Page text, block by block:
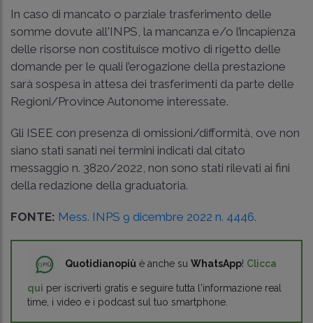
In caso di mancato o parziale trasferimento delle
somme dovute all'INPS, la mancanza e/o l’incapienza
delle risorse non costituisce motivo di rigetto delle
domande per le quali l’erogazione della prestazione
sarà sospesa in attesa dei trasferimenti da parte delle
Regioni/Province Autonome interessate.
Gli ISEE con presenza di omissioni/difformità, ove non
siano stati sanati nei termini indicati dal citato
messaggio n. 3820/2022, non sono stati rilevati ai fini
della redazione della graduatoria.
FONTE: Mess. INPS 9 dicembre 2022 n. 4446.
Quotidianopiù è anche su WhatsApp! Clicca
qui per iscriverti gratis e seguire tutta l'informazione real
time, i video e i podcast sul tuo smartphone.